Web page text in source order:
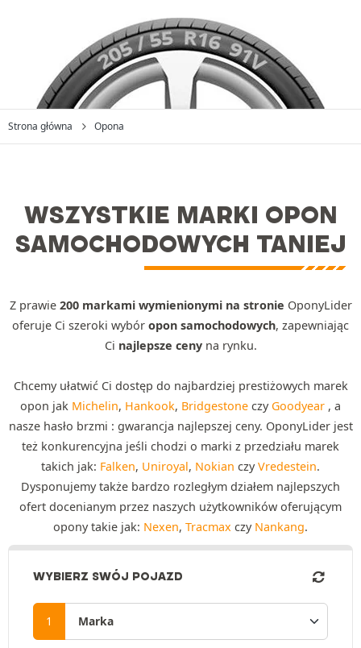
Strona główna Opona
WSZYSTKIE MARKI OPON
SAMOCHODOWYCH TANIEJ
Z prawie 200 markami wymienionymi na stronie OponyLider
oferuje Ci szeroki wybór opon samochodowych, zapewniając
Ci najlepsze cenyna rynku.
Chcemy ułatwić Ci dostęp do najbardziej prestiżowych marek
opon jak Michelin, Hankook, Bridgestone czy Goodyear , a
nasze hasło brzmi : gwarancja najlepszej ceny. OponyLider jest
też konkurencyjna jeśli chodzi o marki z przedziału marek
takich jak: Falken, Uniroyal, Nokian czyVredestein.
Dysponujemy także bardzo rozległym działem najlepszych
ofert docenianym przez naszych użytkowników oferującym
opony takie jak: Nexen, Tracmax czy Nankang.
WYBIERZ SWÓJ POJAZD